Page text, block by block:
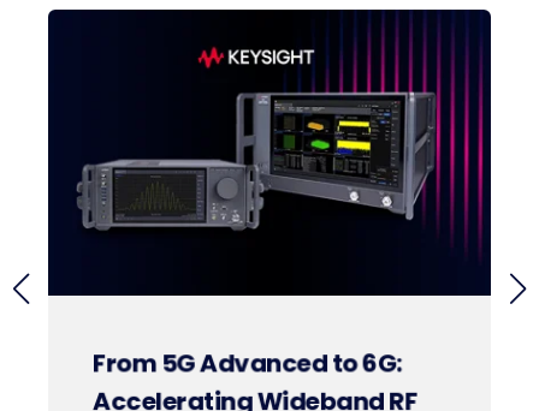
From 5G Advanced to 6G:
Accelerating Wideband RF